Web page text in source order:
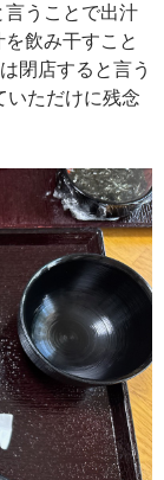
うことで出汁
飲み干すこと
閉店すると言う
いただけに残念